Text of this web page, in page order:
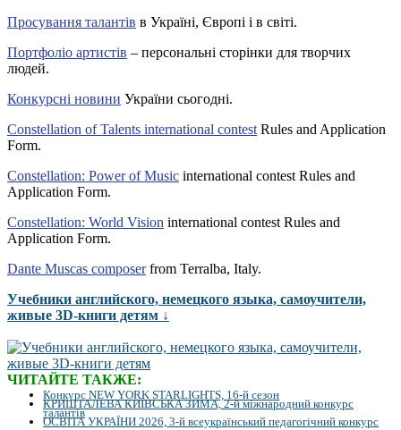
Просування талантів в Україні, Європі і в світі.
Портфоліо артистів – персональні сторінки для творчих
людей.
Конкурсні новини України сьогодні.
Constellation of Talents international contest Rules and Application
Form.
Constellation: Power of Music international contest Rules and
Application Form.
Constellation: World Vision international contest Rules and
Application Form.
Dante Muscas composerfrom Terralba, Italy.
Учебники английского, немецкого языка, самоучители,
живые 3D-книги детям ↓
ЧИТАЙТЕ ТАКЖЕ:
Конкурс NEW YORK STARLIGHTS, 16-й сезон
КРИШТАЛЕВА КИЇВСЬКА ЗИМА, 2-й міжнародний конкурс
талантів
ОСВІТА УКРАЇНИ 2026, 3-й всеукраїнський педагогічний конкурс